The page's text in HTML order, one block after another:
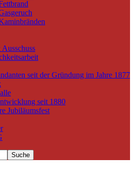
seit der Gründung im Jahre 1877
seit 1880
Jubiläumsfest